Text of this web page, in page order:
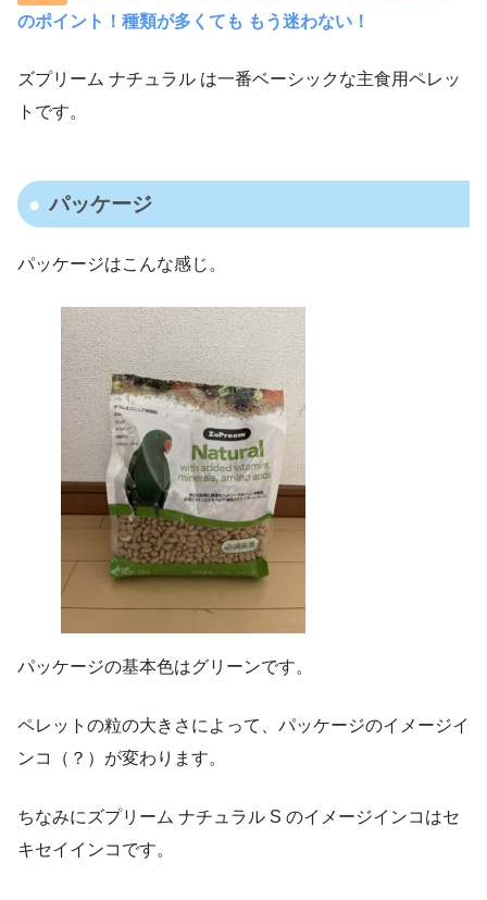
のポイント！種類が多くても もう迷わない！
ズプリーム ナチュラル は一番ベーシックな主食用ペレッ
トです。
パッケージ
パッケージはこんな感じ。
パッケージの基本色はグリーンです。
ペレットの粒の大きさによって、パッケージのイメージイ
ンコ（？）が変わります。
ちなみにズプリーム ナチュラル S のイメージインコはセ
キセイインコです。